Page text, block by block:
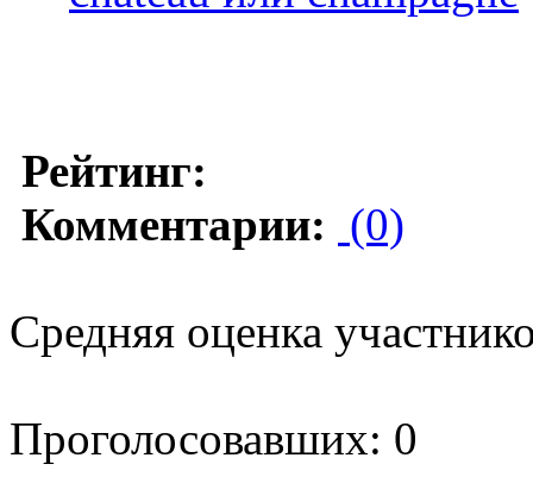
Рейтинг:
Комментарии: (0)
Средняя оценка
Проголосовавших: 0